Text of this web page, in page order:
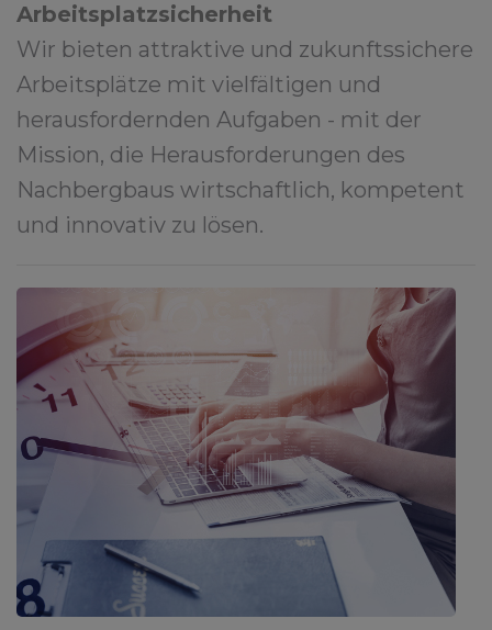
Arbeitsplatzsicherheit
Wir bieten attraktive und zukunftssichere
Arbeitsplätze mit vielfältigen und
herausfordernden Aufgaben - mit der
Mission, die Herausforderungen des
Nachbergbaus wirtschaftlich, kompetent
und innovativ zu lösen.